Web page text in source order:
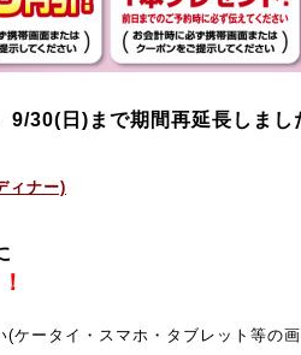
9/30(日)まで期間再延長しまし
ィナー)
ケータイ・スマホ・タブレット等の